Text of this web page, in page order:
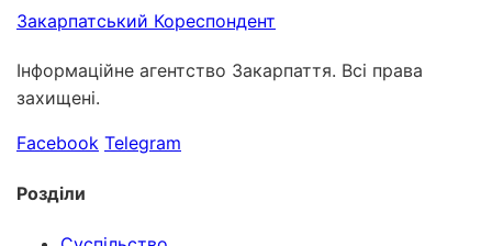
Закарпатський Кореспондент
Інформаційне агентство Закарпаття. Всі права
захищені.
Facebook Telegram
Розділи